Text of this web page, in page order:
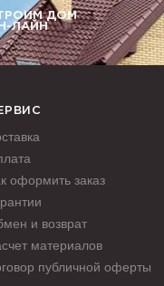
ДОМ
ЛАЙН
оформить заказ
и возврат
материалов
публичной оферты